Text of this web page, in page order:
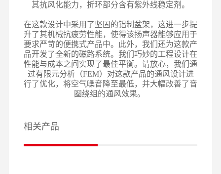
其抗风化能力，折环部分含有紫外线稳定剂。
在这款设计中采用了坚固的铝制盆架，这进一步提
升了其机械抗疲劳性能，使得该扬声器能够应用于
要求严苛的便携式产品中。此外，我们还为这款产
品开发了全新的磁路系统。我们巧妙的工程设计在
性能与成本之间实现了最佳平衡。请放心，我们通
过有限元分析（FEM）对这款产品的通风设计进
行了优化，将空气噪音降至最低，并大幅改善了音
圈绕组的通风效果。
相关产品